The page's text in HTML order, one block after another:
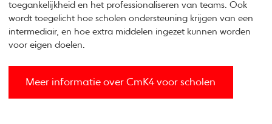
toegankelijkheid en het professionaliseren van teams. Ook
wordt toegelicht hoe scholen ondersteuning krijgen van een
intermediair, en hoe extra middelen ingezet kunnen worden
voor eigen doelen.
Meer informatie over CmK4 voor scholen